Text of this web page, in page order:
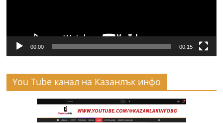
00:00 00:15
You Tube канал на Казанлък инфо